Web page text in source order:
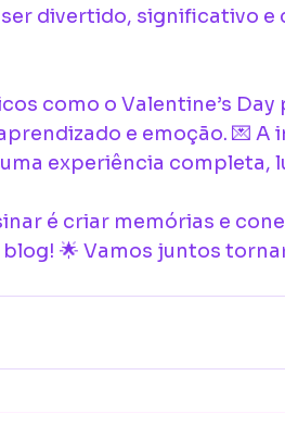
divertido, significativo e
como o Valentine’s Day
e emoção. 💌
experiência completa,
é criar memórias e
🌟 Vamos juntos